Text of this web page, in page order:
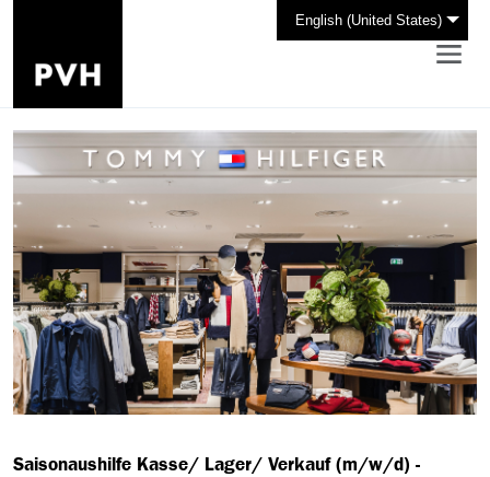
English (United States)
Saisonaushilfe Kasse/ Lager/ Verkauf (m/w/d) -